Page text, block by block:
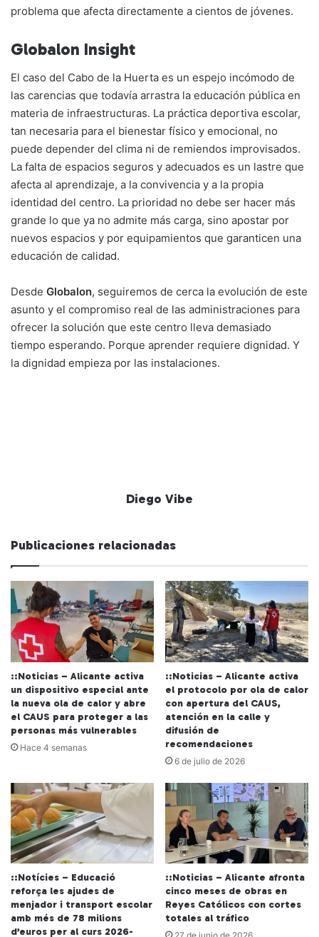
problema que afecta directamente a cientos de jóvenes.
Globalon Insight
El caso del Cabo de la Huerta es un espejo incómodo de
las carencias que todavía arrastra la educación pública en
materia de infraestructuras. La práctica deportiva escolar,
tan necesaria para el bienestar físico y emocional, no
puede depender del clima ni de remiendos improvisados.
La falta de espacios seguros y adecuados es un lastre que
afecta al aprendizaje, a la convivencia y a la propia
identidad del centro. La prioridad no debe ser hacer más
grande lo que ya no admite más carga, sino apostar por
nuevos espacios y por equipamientos que garanticen una
educación de calidad.
Desde Globalon, seguiremos de cerca la evolución de este
asunto y el compromiso real de las administraciones para
ofrecer la solución que este centro lleva demasiado
tiempo esperando. Porque aprender requiere dignidad. Y
la dignidad empieza por las instalaciones.
Diego Vibe
Publicaciones relacionadas
::Noticias – Alicante activa
un dispositivo especial ante
la nueva ola de calor y abre
el CAUS para proteger a las
personas más vulnerables
Hace 4 semanas
::Noticias – Alicante activa
el protocolo por ola de calor
con apertura del CAUS,
atención en la calle y
difusión de
recomendaciones
6 de julio de 2026
::Notícies – Educació
reforça les ajudes de
menjador i transport escolar
amb més de 78 milions
d’euros per al curs 2026-
::Noticias – Alicante afronta
cinco meses de obras en
Reyes Católicos con cortes
totales al tráfico